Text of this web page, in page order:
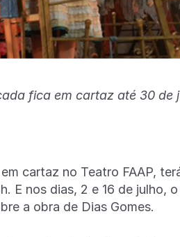
fica em cartaz até 30 de
cartaz no Teatro FAAP,
E nos dias, 2 e 16 de julho,
a obra de Dias Gomes.